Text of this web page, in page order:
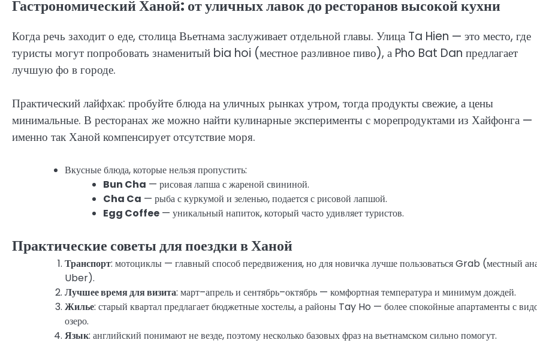
Гастрономический Ханой: от уличных лавок до ресторанов высокой кухни
Когда речь заходит о еде, столица Вьетнама заслуживает отдельной главы. Улица Ta Hien — это место, где
туристы могут попробовать знаменитый bia hoi (местное разливное пиво), а Pho Bat Dan предлагает
лучшую фо в городе.
Практический лайфхак: пробуйте блюда на уличных рынках утром, тогда продукты свежие, а цены
минимальные. В ресторанах же можно найти кулинарные эксперименты с морепродуктами из Хайфонга —
именно так Ханой компенсирует отсутствие моря.
Вкусные блюда, которые нельзя пропустить:
Bun Cha — рисовая лапша с жареной свининой.
Cha Ca — рыба с куркумой и зеленью, подается с рисовой лапшой.
Egg Coffee — уникальный напиток, который часто удивляет туристов.
Практические советы для поездки в Ханой
Транспорт: мотоциклы — главный способ передвижения, но для новичка лучше пользоваться Grab (местный
Uber).
Лучшее время для визита: март–апрель и сентябрь–октябрь — комфортная температура и минимум дождей.
Жилье: старый квартал предлагает бюджетные хостелы, а районы Tay Ho — более спокойные апартаменты с
озеро.
Язык: английский понимают не везде, поэтому несколько базовых фраз на вьетнамском сильно помогут.